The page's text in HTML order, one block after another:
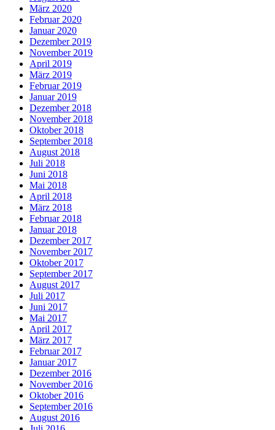
März 2020
Februar 2020
Januar 2020
Dezember 2019
November 2019
April 2019
März 2019
Februar 2019
Januar 2019
Dezember 2018
November 2018
Oktober 2018
September 2018
August 2018
Juli 2018
Juni 2018
Mai 2018
April 2018
März 2018
Februar 2018
Januar 2018
Dezember 2017
November 2017
Oktober 2017
September 2017
August 2017
Juli 2017
Juni 2017
Mai 2017
April 2017
März 2017
Februar 2017
Januar 2017
Dezember 2016
November 2016
Oktober 2016
September 2016
August 2016